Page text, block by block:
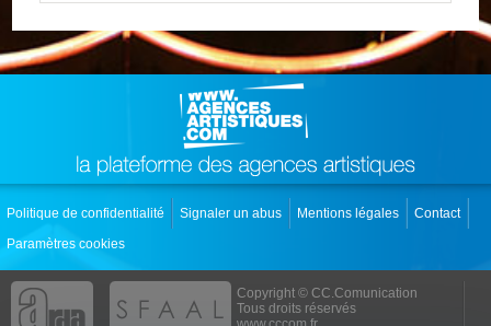
Politique de confidentialité Signaler un abus Mentions légales
Contact
Paramètres cookies
Copyright © CC.Comunication
Tous droits réservés